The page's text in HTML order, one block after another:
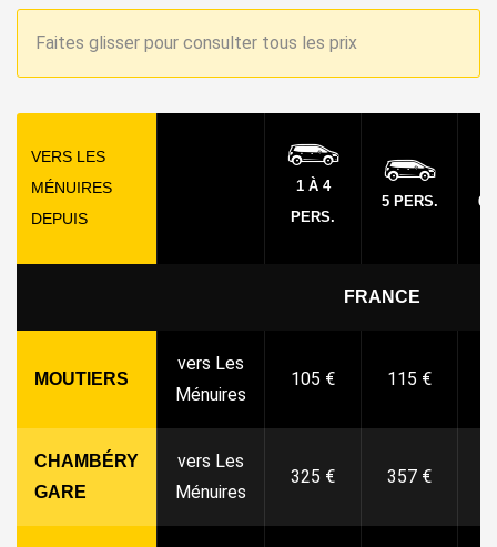
Faites glisser pour consulter tous les prix
VERS LES
MÉNUIRES
DEPUIS
1 À 4
PERS.
5 PERS. 6
FRANCE
MOUTIERS
vers Les
Ménuires
105 € 115 €
CHAMBÉRY
GARE
vers Les
Ménuires
325 € 357 €